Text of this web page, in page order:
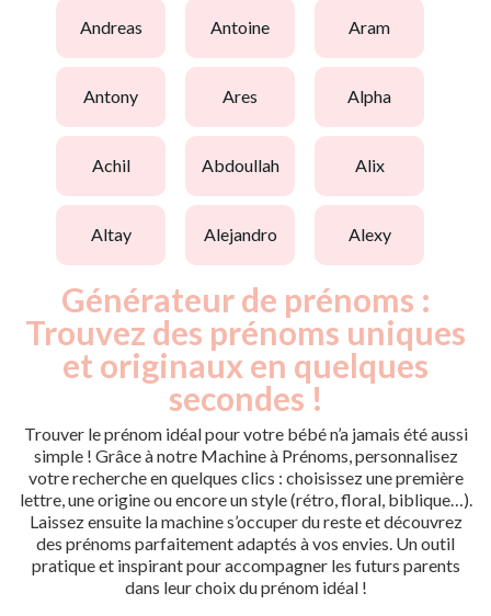
andreas antoine aram
antony ares alpha
achil abdoullah alix
altay alejandro alexy
Générateur de prénoms :
Trouvez des prénoms uniques
et originaux en quelques
secondes !
Trouver le prénom idéal pour votre bébé n’a jamais été aussi
simple ! Grâce à notre Machine à Prénoms, personnalisez
votre recherche en quelques clics : choisissez une première
lettre, une origine ou encore un style (rétro, floral, biblique…).
Laissez ensuite la machine s’occuper du reste et découvrez
des prénoms parfaitement adaptés à vos envies. Un outil
pratique et inspirant pour accompagner les futurs parents
dans leur choix du prénom idéal !